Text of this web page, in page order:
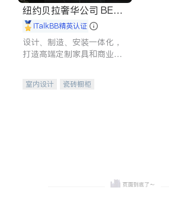
纽约贝拉奢华公司 BELL
A LUXE
iTalkBB精英认证
设计、制造、安装一体化，
打造高端定制家具和商业空
室内设计
瓷砖橱柜